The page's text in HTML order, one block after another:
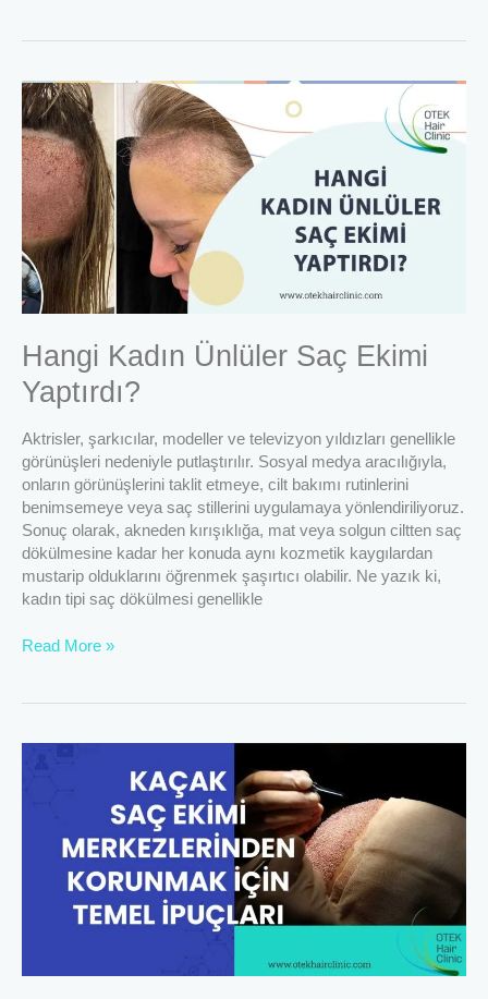
Hangi Kadın Ünlüler Saç Ekimi
Yaptırdı?
Aktrisler, şarkıcılar, modeller ve televizyon yıldızları genellikle
görünüşleri nedeniyle putlaştırılır. Sosyal medya aracılığıyla,
onların görünüşlerini taklit etmeye, cilt bakımı rutinlerini
benimsemeye veya saç stillerini uygulamaya yönlendiriliyoruz.
Sonuç olarak, akneden kırışıklığa, mat veya solgun ciltten saç
dökülmesine kadar her konuda aynı kozmetik kaygılardan
mustarip olduklarını öğrenmek şaşırtıcı olabilir. Ne yazık ki,
kadın tipi saç dökülmesi genellikle
Hangi
Kadın
Ünlüler
Saç
Ekimi
Yaptırdı?
Read More »
Kaçak
Merkezlerinden
Korunmak
İpuçları